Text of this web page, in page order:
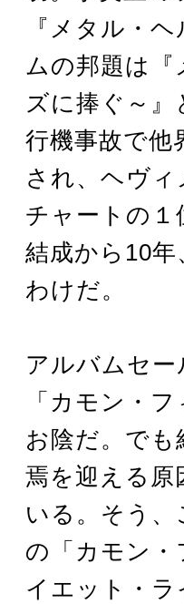
『メタル・
ムの邦題は
ズに捧ぐ～
行機事故で他
され、ヘヴ
チャートの１
結成から10
わけだ。
アルバムセ
「カモン・
お陰だ。で
焉を迎える
いる。そう
の「カモン
イエット・